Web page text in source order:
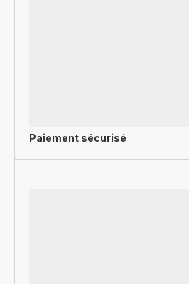
Paiement sécurisé